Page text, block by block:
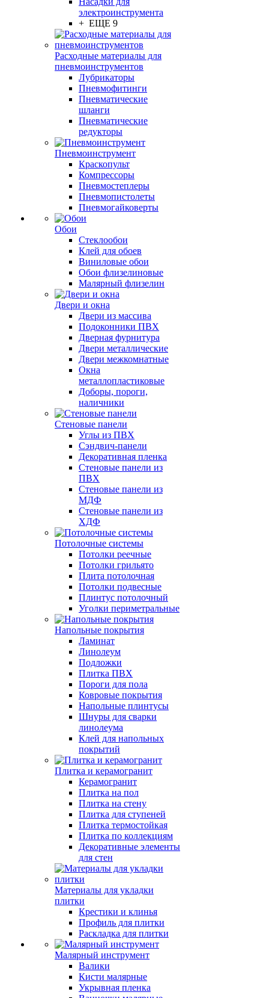
электроинструмента
+ ЕЩЕ 9
Расходные материалы для
пневмоинструментов
Лубрикаторы
Пневмофитинги
Пневматические
шланги
Пневматические
редукторы
Пневмоинструмент
Краскопульт
Компрессоры
Пневмостеплеры
Пневмопистолеты
Пневмогайковерты
Обои
Стеклообои
Клей для обоев
Виниловые обои
Обои флизелиновые
Малярный флизелин
Двери и окна
Двери из массива
Подоконники ПВХ
Дверная фурнитура
Двери металлические
Двери межкомнатные
Окна
металлопластиковые
Доборы, пороги,
наличники
Стеновые панели
Углы из ПВХ
Сэндвич-панели
Декоративная пленка
Стеновые панели из
ПВХ
Стеновые панели из
МДФ
Стеновые панели из
ХДФ
Потолочные системы
Потолки реечные
Потолки грильято
Плита потолочная
Потолки подвесные
Плинтус потолочный
Уголки периметральные
Напольные покрытия
Ламинат
Линолеум
Подложки
Плитка ПВХ
Пороги для пола
Ковровые покрытия
Напольные плинтусы
Шнуры для сварки
линолеума
Клей для напольных
покрытий
Плитка и керамогранит
Керамогранит
Плитка на пол
Плитка на стену
Плитка для ступеней
Плитка термостойкая
Плитка по коллекциям
Декоративные элементы
для стен
Материалы для укладки
плитки
Крестики и клинья
Профиль для плитки
Раскладка для плитки
Малярный инструмент
Валики
Кисти малярные
Укрывная пленка